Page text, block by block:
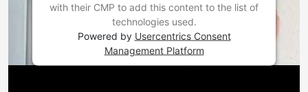
with their CMP to add this content to the list of
technologies used.
Powered by Usercentrics Consent
Management Platform